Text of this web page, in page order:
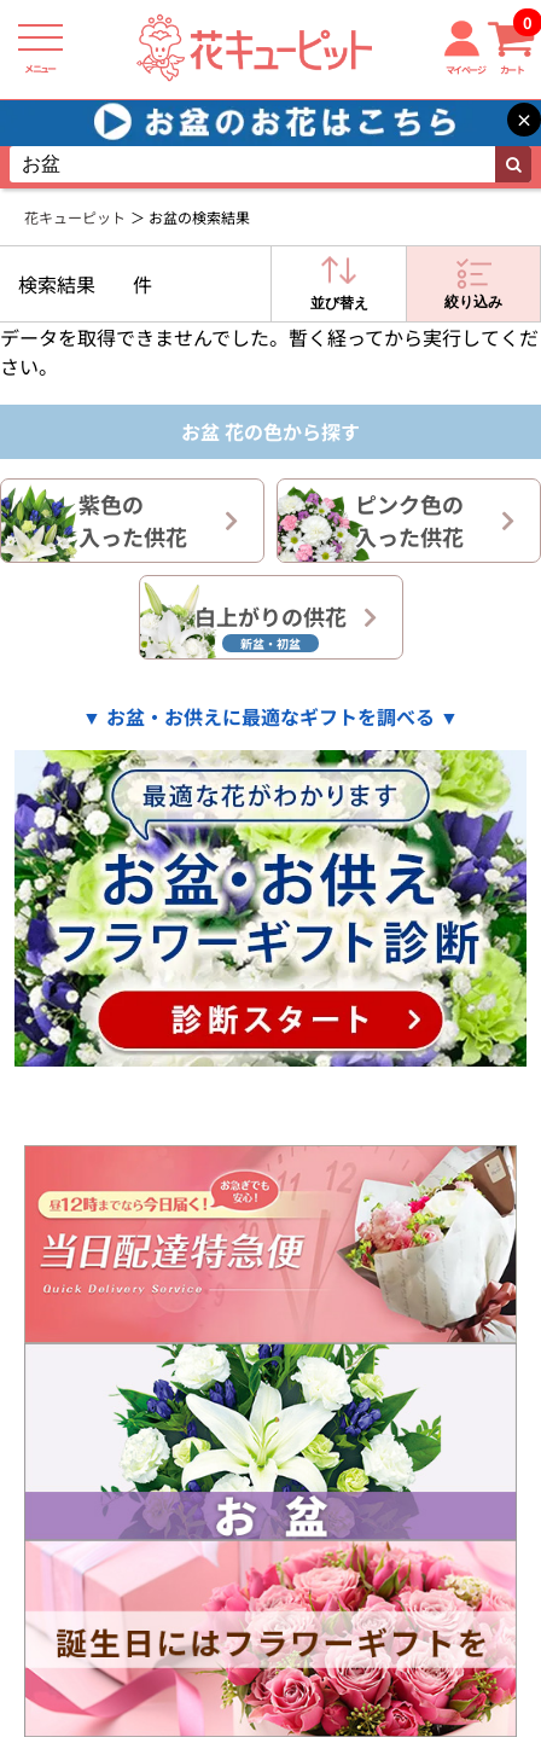
メニュー マイページ カート
0
×
花キューピット お盆の検索結果
検索結果 件
並び替え 絞り込み
データを取得できませんでした。暫く経ってから実行してくだ
さい。
お盆 花の色から探す
紫色の
入った供花
ピンク色の
入った供花
白上がりの供花
新盆・初盆
▼ お盆・お供えに最適なギフトを調べる ▼